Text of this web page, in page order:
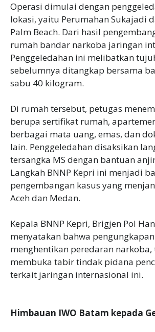
Operasi dimulai dengan
lokasi, yaitu Perumahan Sukajadi
Palm Beach. Dari hasil
rumah bandar narkoba jaringan
Penggeledahan ini melibatkan
sebelumnya ditangkap bersama
sabu 40 kilogram.
Di rumah tersebut, petugas
berupa sertifikat rumah,
berbagai mata uang, emas, dan
lain. Penggeledahan disaksikan
tersangka MS dengan bantuan
Langkah BNNP Kepri ini menjadi
pengembangan kasus yang
Aceh dan Medan.
Kepala BNNP Kepri, Brigjen Pol
menyatakan bahwa
menghentikan peredaran
membuka tabir tindak pidana
terkait jaringan internasional ini.
Himbauan IWO Batam kepada